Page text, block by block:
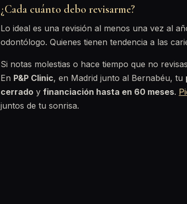
¿Cada cuánto debo revisarme?
Lo ideal es una revisión al menos una vez al
odontólogo. Quienes tienen tendencia a las
Si notas molestias o hace tiempo que no
En P&P Clinic, en Madrid junto al Bernabéu, tu
cerrado y financiación hasta en 60 meses.
juntos de tu sonrisa.